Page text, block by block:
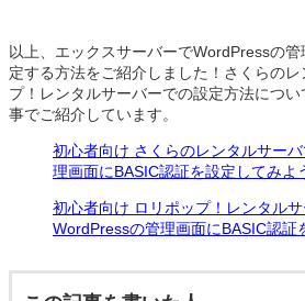
以上、エックスサーバーでWordPressの
定する方法をご紹介しました！さくらの
プ！レンタルサーバーでの設定方法につ
事でご紹介しています。
初心者向け さくらのレンタルサー
理画面にBASIC認証を設定してみよ
初心者向け ロリポップ！レンタル
WordPressの管理画面にBASIC認証